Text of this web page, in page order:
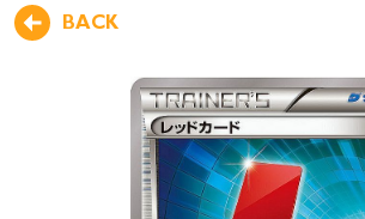
BACK